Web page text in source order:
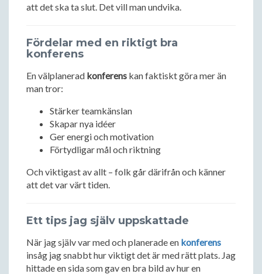
att det ska ta slut. Det vill man undvika.
Fördelar med en riktigt bra
konferens
En välplanerad konferens kan faktiskt göra mer än
man tror:
Stärker teamkänslan
Skapar nya idéer
Ger energi och motivation
Förtydligar mål och riktning
Och viktigast av allt – folk går därifrån och känner
att det var värt tiden.
Ett tips jag själv uppskattade
När jag själv var med och planerade en konferens
insåg jag snabbt hur viktigt det är med rätt plats. Jag
hittade en sida som gav en bra bild av hur en